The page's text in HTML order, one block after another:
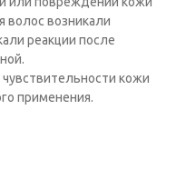
волос возникали
реакции после
кожи
применения.